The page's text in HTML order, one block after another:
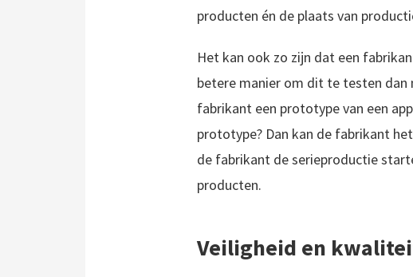
producten én de plaats van
Het kan ook zo zijn dat een
betere manier om dit te testen dan
fabrikant een prototype van een
prototype? Dan kan de fabrikant
de fabrikant de serieproductie
producten.
Veiligheid en